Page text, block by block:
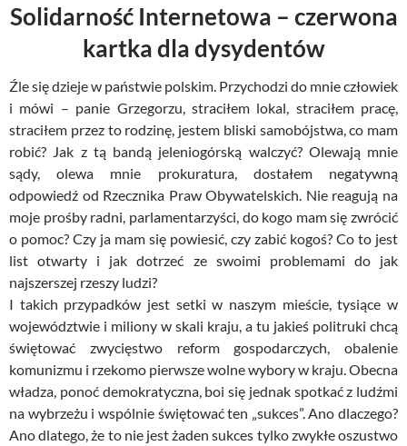
Solidarność Internetowa – czerwona
kartka dla dysydentów
Źle się dzieje w państwie polskim. Przychodzi do mnie człowiek
i mówi – panie Grzegorzu, straciłem lokal, straciłem pracę,
straciłem przez to rodzinę, jestem bliski samobójstwa, co mam
robić? Jak z tą bandą jeleniogórską walczyć? Olewają mnie
sądy, olewa mnie prokuratura, dostałem negatywną
odpowiedź od Rzecznika Praw Obywatelskich. Nie reagują na
moje prośby radni, parlamentarzyści, do kogo mam się zwrócić
o pomoc? Czy ja mam się powiesić, czy zabić kogoś? Co to jest
list otwarty i jak dotrzeć ze swoimi problemami do jak
najszerszej rzeszy ludzi?
I takich przypadków jest setki w naszym mieście, tysiące w
województwie i miliony w skali kraju, a tu jakieś politruki chcą
świętować zwycięstwo reform gospodarczych, obalenie
komunizmu i rzekomo pierwsze wolne wybory w kraju. Obecna
władza, ponoć demokratyczna, boi się jednak spotkać z ludźmi
na wybrzeżu i wspólnie świętować ten „sukces”. Ano dlaczego?
Ano dlatego, że to nie jest żaden sukces tylko zwykłe oszustwo